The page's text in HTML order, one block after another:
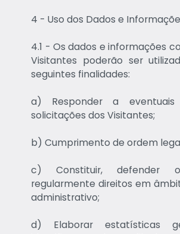
4 - Uso dos Dados e
4.1 - Os dados e informações
Visitantes poderão ser
seguintes finalidades:
a) Responder a
solicitações dos Visitantes;
b) Cumprimento de ordem
c) Constituir, defender
regularmente direitos em
administrativo;
d) Elaborar estatísticas